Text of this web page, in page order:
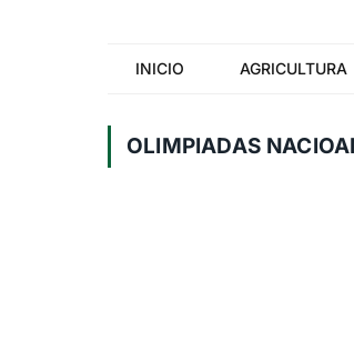
INICIO AGRICULTURA
OLIMPIADAS